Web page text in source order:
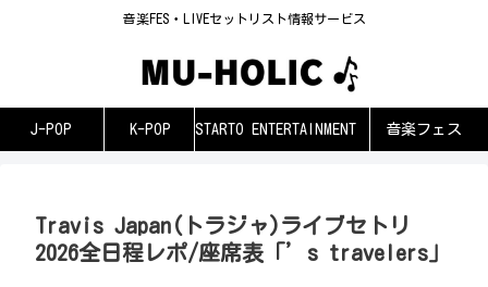
音楽FES・LIVEセットリスト情報サービス
J-POP K-POP STARTO ENTERTAINMENT 音楽フェス
Travis Japan(トラジャ)ライブセトリ
2026全日程レポ/座席表「’s travelers」